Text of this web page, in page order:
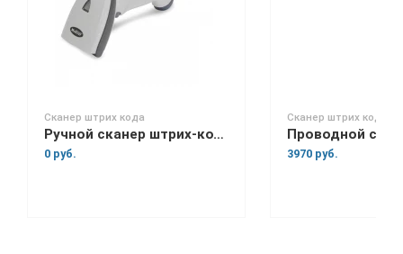
Сканер штрих кода
Ручной сканер штрих-кода Mertech 2200 P2D
0 руб.
Сканер штрих кода
3970 руб.